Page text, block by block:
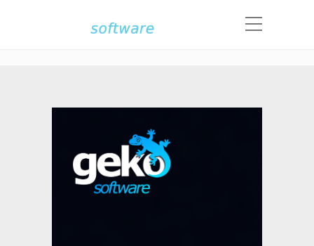
Landing Page Geko Cloud Software